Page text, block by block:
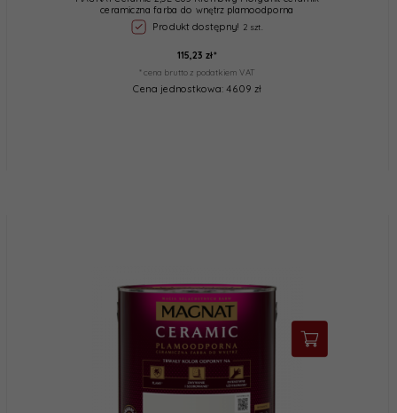
ceramiczna farba do wnętrz plamoodporna
Produkt dostępny! 2 szt.
115,23 zł*
* cena brutto z podatkiem VAT
Cena jednostkowa: 46.09 zł